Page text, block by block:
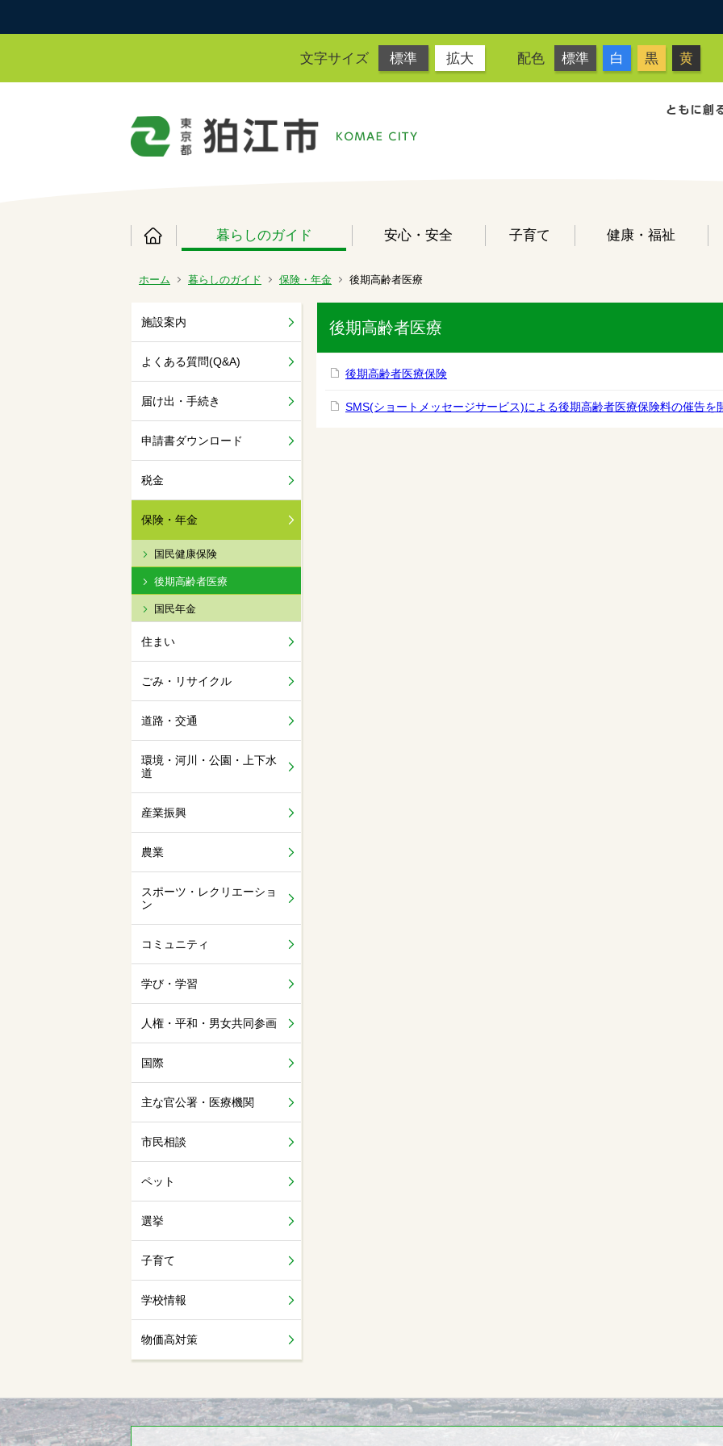
文字サイズ 標準 拡大 配色 標準 白 黒 黄
暮らしのガイド 安心・安全 子育て 健康・福祉
ホーム 暮らしのガイド 保険・年金 後期高齢者医療
施設案内
よくある質問(Q&A)
届け出・手続き
申請書ダウンロード
税金
保険・年金
国民健康保険
後期高齢者医療
国民年金
住まい
ごみ・リサイクル
道路・交通
環境・河川・公園・上下水
道
産業振興
農業
スポーツ・レクリエーショ
ン
コミュニティ
学び・学習
人権・平和・男女共同参画
国際
主な官公署・医療機関
市民相談
ペット
選挙
子育て
学校情報
物価高対策
後期高齢者医療
後期高齢者医療保険
SMS(ショートメッセージサービス)による後期高齢者医療保険料の催告を